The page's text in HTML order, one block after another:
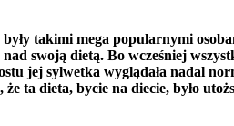
takimi mega popularnymi
swoją dietą. Bo wcześniej
jej sylwetka wyglądała nadal
ta dieta, bycie na diecie, było